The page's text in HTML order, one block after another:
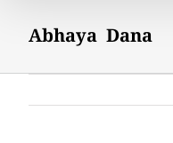
Abhaya Dana